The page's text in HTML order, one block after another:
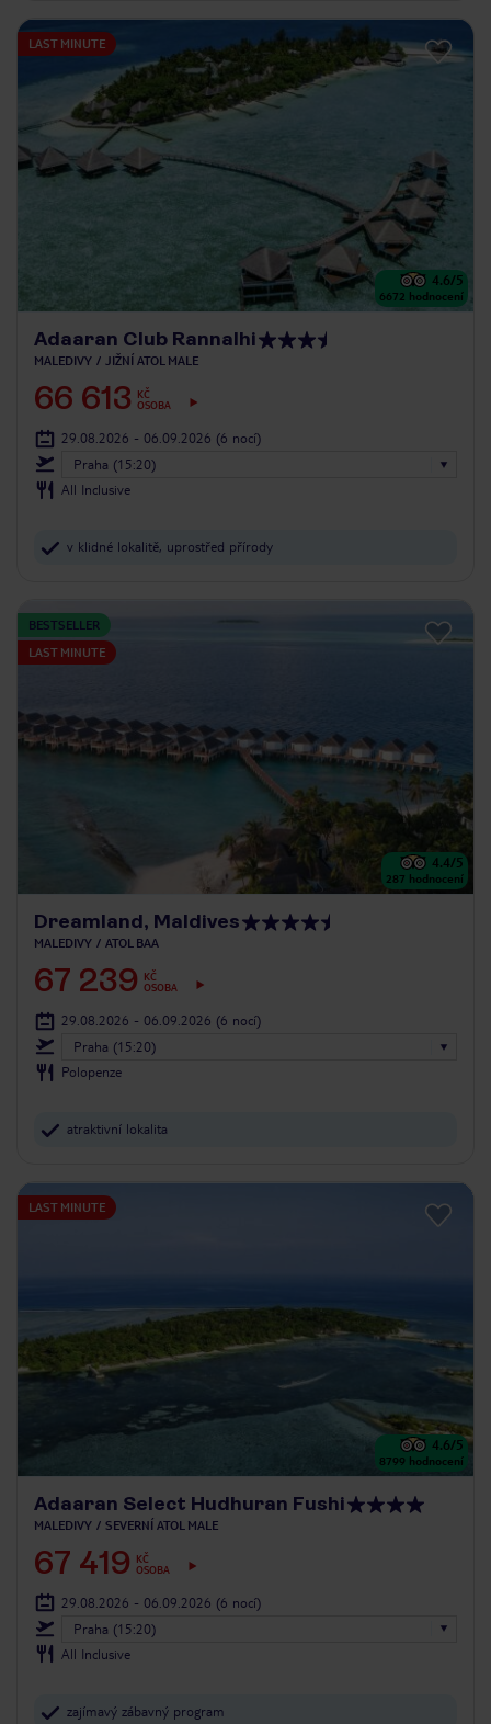
LAST MINUTE
4.6/5
6672 hodnocení
Adaaran Club Rannalhi
MALEDIVY JIŽNÍ ATOL MALE
66 613
KČ
OSOBA
29.08.2026 - 06.09.2026 (6 nocí)
Praha (15:20)
All Inclusive
v klidné lokalitě, uprostřed přírody
BESTSELLER
LAST MINUTE
4.4/5
287 hodnocení
Dreamland, Maldives
MALEDIVY ATOL BAA
67 239
KČ
OSOBA
29.08.2026 - 06.09.2026 (6 nocí)
Praha (15:20)
Polopenze
atraktivní lokalita
LAST MINUTE
4.6/5
8799 hodnocení
Adaaran Select Hudhuran Fushi
MALEDIVY SEVERNÍ ATOL MALE
67 419
KČ
OSOBA
29.08.2026 - 06.09.2026 (6 nocí)
Praha (15:20)
All Inclusive
zajímavý zábavný program